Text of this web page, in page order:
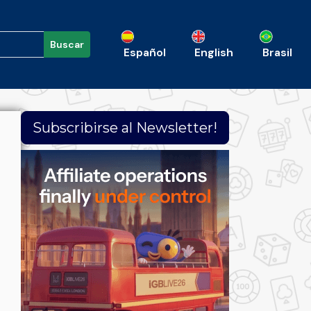
Buscar
Español English Brasil
Subscribirse al Newsletter!